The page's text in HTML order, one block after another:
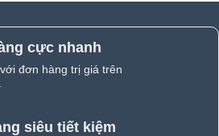
cực nhanh
đơn hàng trị giá trên
siêu tiết kiệm